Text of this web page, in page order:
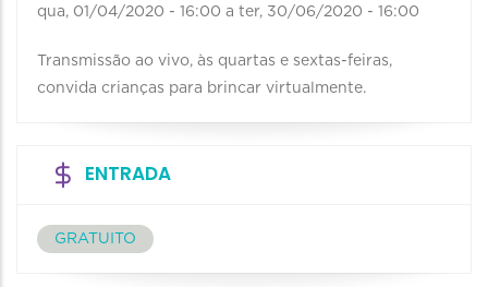
qua, 01/04/2020 - 16:00 a ter, 30/06/2020 - 16:00
Transmissão ao vivo, às quartas e sextas-feiras,
convida crianças para brincar virtualmente.
ENTRADA
GRATUITO